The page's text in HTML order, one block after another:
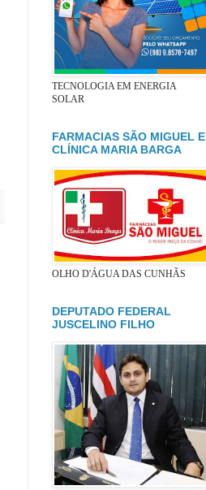
TECNOLOGIA EM ENERGIA
SOLAR
FARMACIAS SÃO MIGUEL E
CLÍNICA MARIA BARGA
OLHO D'ÁGUA DAS CUNHÃS
DEPUTADO FEDERAL
JUSCELINO FILHO